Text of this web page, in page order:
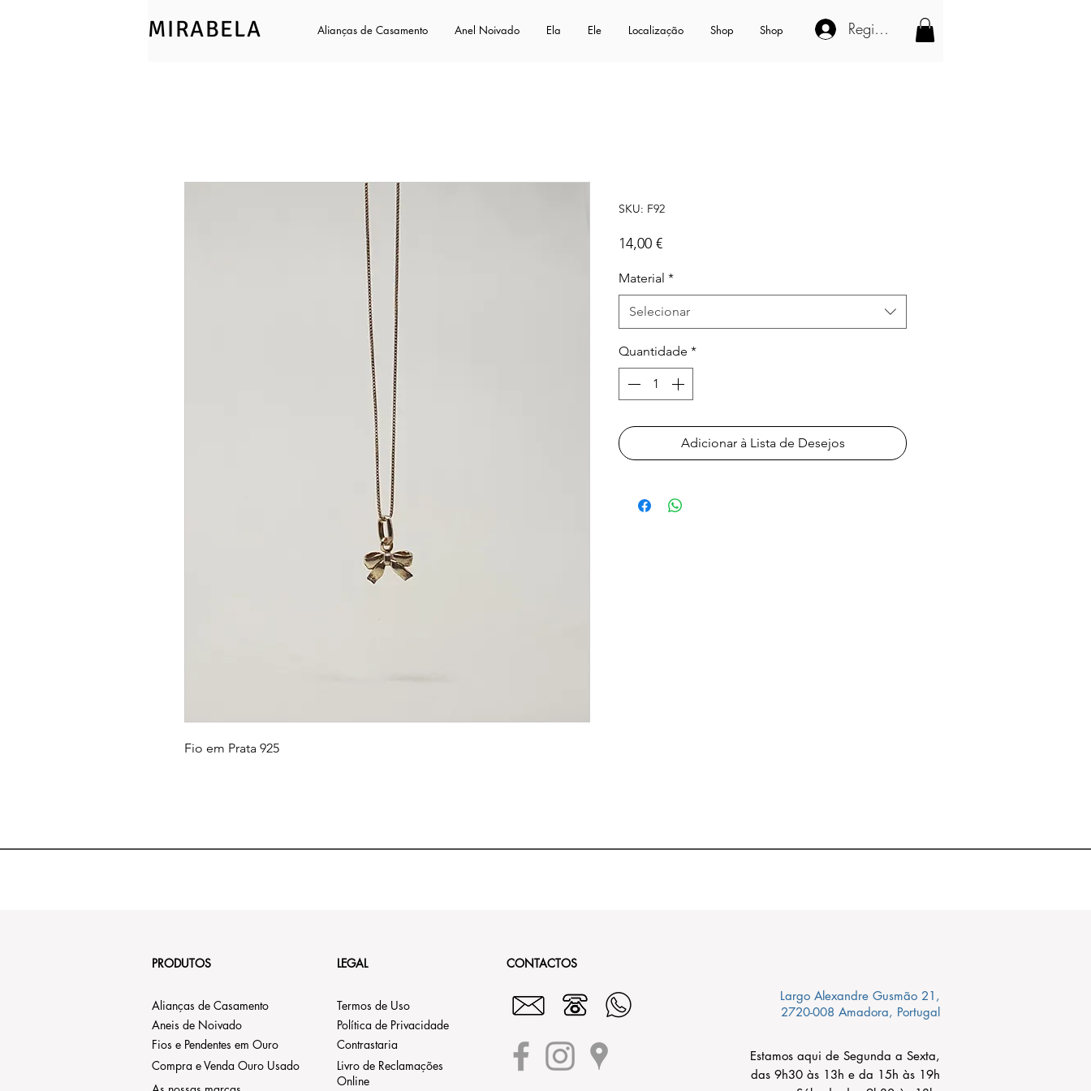
MIRABELA Alianças de Casamento Anel Noivado Ela Ele Localização Shop Shop Registe-se
Fio em Prata 925
SKU: F92
14,00 €Preço
Material *
Selecionar
Quantidade *
Adicionar à Lista de Desejos
PRODUTOS
Alianças de Casamento
Aneis de Noivado
Fios e Pendentes em Ouro
Compra e Venda Ouro Usado
LEGAL
Termos de Uso
Política de Privacidade
Contrastaria
Livro de Reclamações
Online
CONTACTOS
Largo Alexandre Gusmão 21,
2720-008 Amadora, Portugal
Estamos aqui de Segunda a Sexta,
das 9h30 às 13h e da 15h às 19h